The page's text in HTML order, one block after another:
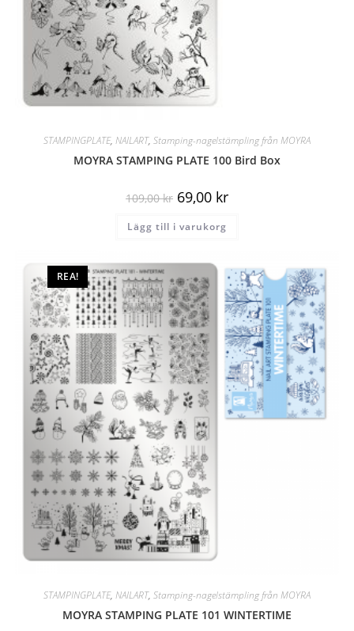
STAMPINGPLATE, NAILART, Stamping-nagelstämpling från MOYRA
MOYRA STAMPING PLATE 100 Bird Box
109,00kr 69,00 kr
Lägg till i varukorg
REA!
STAMPINGPLATE, NAILART, Stamping-nagelstämpling från MOYRA
MOYRA STAMPING PLATE 101 WINTERTIME